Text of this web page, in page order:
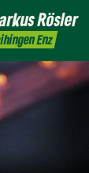
Rösler
Enz
Presse